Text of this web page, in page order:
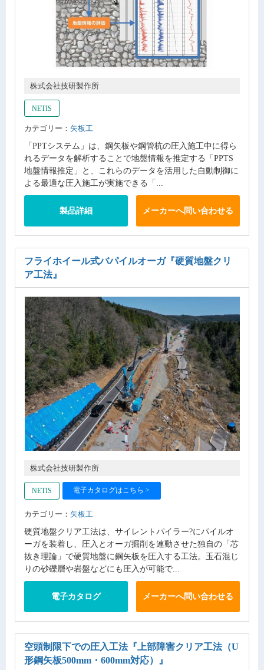
株式会社技研製作所
NETIS
カテゴリー： 矢板工
「PPTシステム」は、鋼矢板や鋼管杭の圧入施工中に得ら
れるデータを解析することで地盤情報を推定する「PPTS
地盤情報推定」と、これらのデータを活用した自動制御に
よる最適な圧入施工が実施できる「...
製品詳細 メーカーへ問い合わせる
フライホイール式バパイルオーガ『硬質地盤クリ
ア工法』
株式会社技研製作所
NETIS 電子カタログはこちら >
カテゴリー： 矢板工
硬質地盤クリア工法は、サイレントパイラー?にパイルオ
ーガを装着し、圧入とオーガ掘削を連動させた独自の「芯
抜き理論」で硬質地盤に鋼矢板を圧入する工法。玉石混じ
りの砂礫層や岩盤などにも圧入が可能で...
電子カタログ メーカーへ問い合わせる
空頭制限下での圧入工法 『上部障害クリア工法（U
形鋼矢板500mm・600mm対応）』